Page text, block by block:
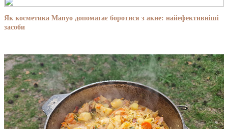
Як косметика Manyo допомагає боротися з акне: найефективніші
засоби